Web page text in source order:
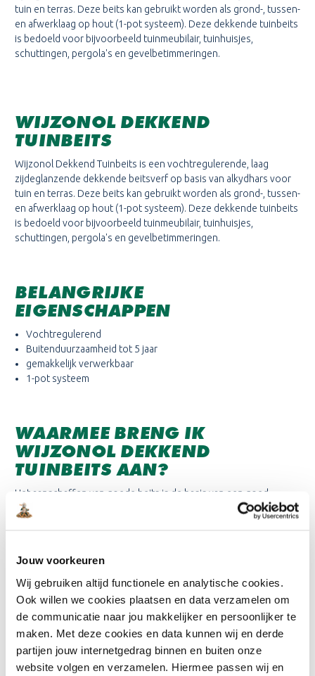
Jouw voorkeuren
Wij gebruiken altijd functionele en analytische cookies.
Ook willen we cookies plaatsen en data verzamelen om
de communicatie naar jou makkelijker en persoonlijker te
maken. Met deze cookies en data kunnen wij en derde
partijen jouw internetgedrag binnen en buiten onze
website volgen en verzamelen. Hiermee passen wij en
tuin en terras. Deze beits kan gebruikt worden als grond-, tussen-
en afwerklaag op hout (1-pot systeem). Deze dekkende tuinbeits
is bedoeld voor bijvoorbeeld tuinmeubilair, tuinhuisjes,
schuttingen, pergola's en gevelbetimmeringen.
WIJZONOL DEKKEND
TUINBEITS
Wijzonol Dekkend Tuinbeits is een vochtregulerende, laag
zijdeglanzende dekkende beitsverf op basis van alkydhars voor
tuin en terras. Deze beits kan gebruikt worden als grond-, tussen-
en afwerklaag op hout (1-pot systeem). Deze dekkende tuinbeits
is bedoeld voor bijvoorbeeld tuinmeubilair, tuinhuisjes,
schuttingen, pergola's en gevelbetimmeringen.
BELANGRIJKE
EIGENSCHAPPEN
Vochtregulerend
Buitenduurzaamheid tot 5 jaar
gemakkelijk verwerkbaar
1-pot systeem
WAARMEE BRENG IK
WIJZONOL DEKKEND
TUINBEITS AAN?
Het aanschaffen van goede beits is de basis van een goed
resultaat. Echter bepaalt de kwaliteit van de kwast en de roller
ook voor een groot deel het eindresultaat. Daarnaast zijn de
belangrijk en bepalend is welke roller of kwast je kiest. Bekijk hier
ons volledige assortimentverfbenodigdheden.
ONLINEVERF.NL HUISMERK
Sinds decennia zitten wij van Onlineverf in de wereld van de